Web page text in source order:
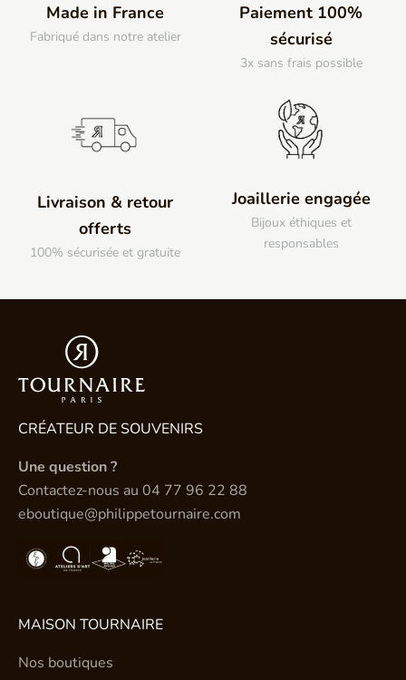
Made in France
Fabriqué dans notre atelier
Paiement 100%
sécurisé
3x sans frais possible
Livraison & retour
offerts
100% sécurisée et gratuite
Joaillerie engagée
Bijoux éthiques et
responsables
CRÉATEUR DE SOUVENIRS
Une question ?
Contactez-nous au 04 77 96 22 88
eboutique@philippetournaire.com
MAISON TOURNAIRE
Nos boutiques